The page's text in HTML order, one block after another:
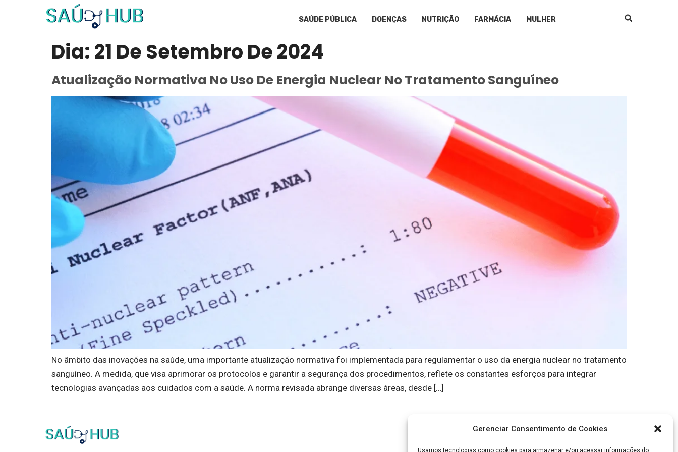
Gerenciar Consentimento de Cookies
Usamos tecnologias como cookies para armazenar e/ou acessar informações do
SAÚDE PÚBLICA DOENÇAS NUTRIÇÃO FARMÁCIA MULHER
Dia: 21 De Setembro De 2024
Atualização Normativa No Uso De Energia Nuclear No Tratamento Sanguíneo
No âmbito das inovações na saúde, uma importante atualização normativa foi implementada para regulamentar o uso da energia nuclear no tratamento
sanguíneo. A medida, que visa aprimorar os protocolos e garantir a segurança dos procedimentos, reflete os constantes esforços para integrar
tecnologias avançadas aos cuidados com a saúde. A norma revisada abrange diversas áreas, desde […]